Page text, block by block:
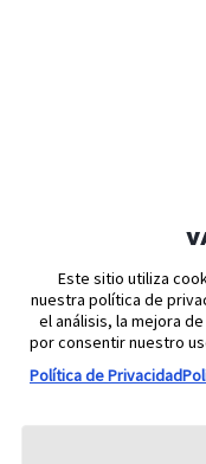
Este sitio utiliza
nuestra política de
el análisis, la mejora
por consentir nuestro
Política de Privacidad